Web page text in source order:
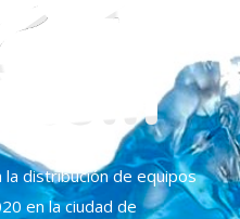
la distribución de equipos
en la ciudad de